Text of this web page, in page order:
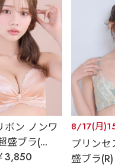
ボン ノンワ
盛ブラ(...
3,850
8/17(月
プリン
盛ブラ